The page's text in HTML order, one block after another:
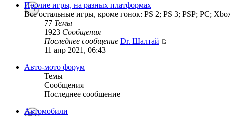
Прочие игры, на разных платформах
Все остальные игры, кроме гонок: PS 2; PS 3; PSP; PC;
77 Темы
1923 Сообщения
Последнее сообщение Dr. Шалтай
11 апр 2021, 06:43
Авто-мото форум
Темы
Сообщения
Последнее сообщение
Автомобили